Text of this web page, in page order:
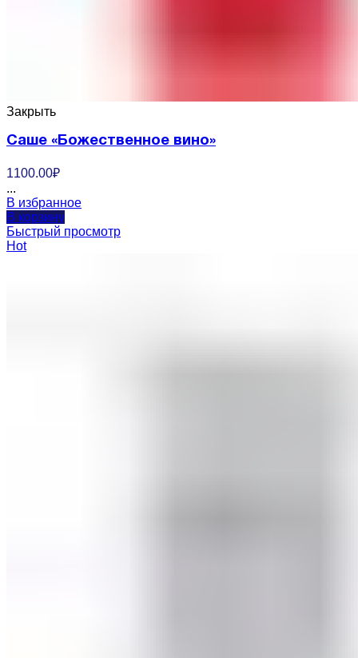
Закрыть
Саше «Божественное вино»
1100.00₽
...
В избранное
В корзину
Быстрый просмотр
Hot